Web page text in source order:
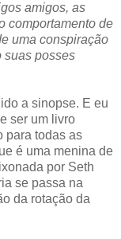
amigos, as
comportamento de
uma conspiração
suas posses
a sinopse. E eu
ser um livro
para todas as
é uma menina de
por Seth
se passa na
da rotação da